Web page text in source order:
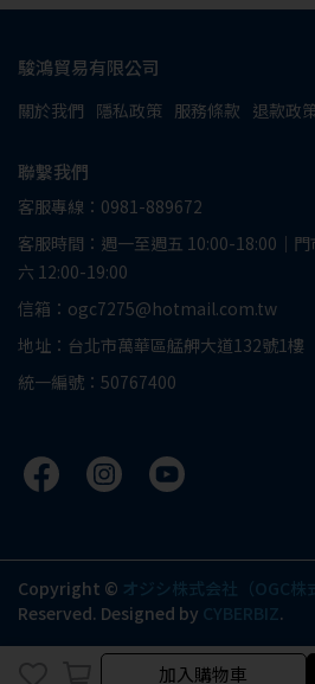
加入購物車
駿鴻貿易有限公司
關於我們 隱私政策 服務條款 退款政
聯繫我們
客服專線：0981-889672
客服時間：週一至週五 10:00-18:00｜
六 12:00-19:00
信箱：ogc7275@hotmail.com.tw
地址：台北市萬華區艋舺大道132號1樓
統一編號：50767400
Copyright © オジシ株式会社（OGC株
Reserved. Designed by CYBERBIZ.